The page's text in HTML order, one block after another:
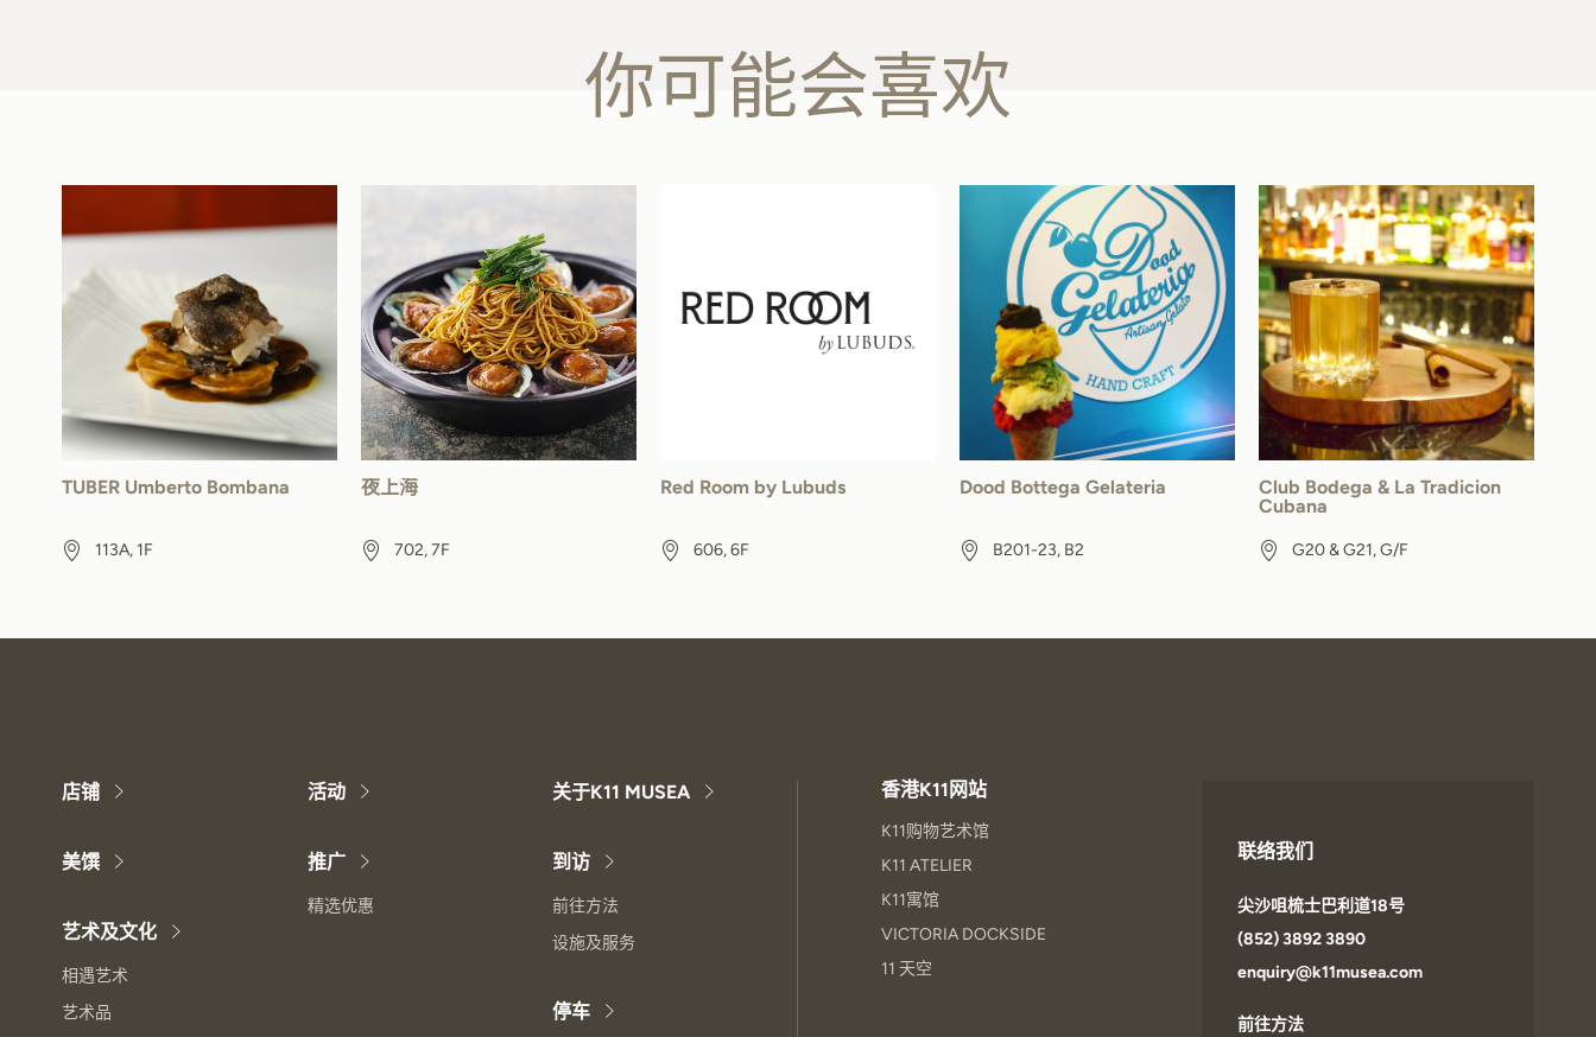
你可能会喜欢
TUBER Umberto Bombana
113A, 1F
夜上海
702, 7F
Red Room by Lubuds
606, 6F
Dood Bottega Gelateria
B201-23, B2
Club Bodega & La Tradicion
Cubana
G20 & G21, G/F
店铺
美馔
艺术及文化
相遇艺术
艺术品
活动
推广
精选优惠
关于K11 MUSEA
到访
前往方法
设施及服务
停车
香港K11网站
K11购物艺术馆
K11 ATELIER
K11寓馆
VICTORIA DOCKSIDE
11 天空
联络我们
尖沙咀梳士巴利道18号
(852) 3892 3890
enquiry@k11musea.com
前往方法